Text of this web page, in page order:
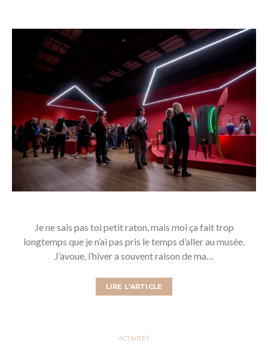
Je ne sais pas toi petit raton, mais moi ça fait trop
longtemps que je n’ai pas pris le temps d’aller au musée.
J’avoue, l’hiver a souvent raison de ma…
LIRE L'ARTICLE
ACTIVITÉS